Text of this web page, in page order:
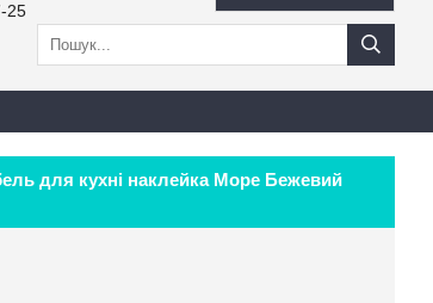
25
для кухні наклейка Море Бежевий